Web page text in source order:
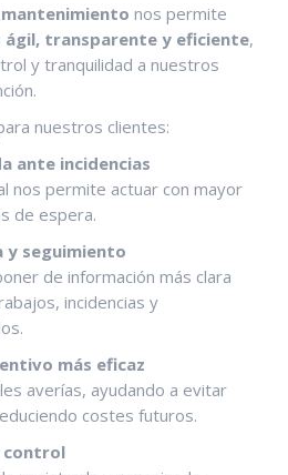
nos permite
ágil, transparente y eficiente,
y tranquilidad a nuestros
nuestros clientes:
ante incidencias
nos permite actuar con mayor
de espera.
y seguimiento
de información más clara
incidencias y
más eficaz
averías, ayudando a evitar
costes futuros.
control